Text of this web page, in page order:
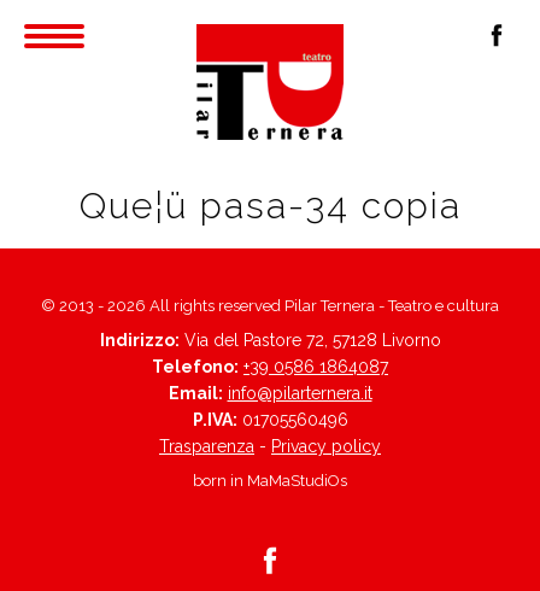
Que¦ü pasa-34 copia
© 2013 - 2026 All rights reserved Pilar Ternera - Teatro e cultura
Indirizzo: Via del Pastore 72, 57128 Livorno
Telefono: +39 0586 1864087
Email: info@pilarternera.it
P.IVA: 01705560496
Trasparenza - Privacy policy
born in MaMaStudiOs